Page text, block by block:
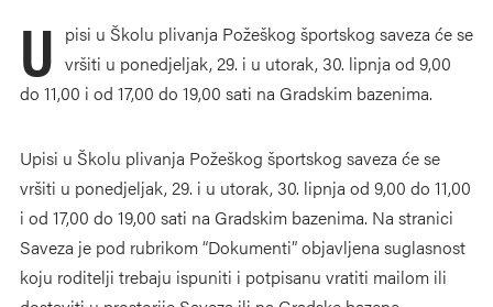
U pisi u Školu plivanja Požeškog športskog saveza će se
vršiti u ponedjeljak, 29. i u utorak, 30. lipnja od 9,00
do 11,00 i od 17,00 do 19,00 sati na Gradskim bazenima.
Upisi u Školu plivanja Požeškog športskog saveza će se
vršiti u ponedjeljak, 29. i u utorak, 30. lipnja od 9,00 do 11,00
i od 17,00 do 19,00 sati na Gradskim bazenima. Na stranici
Saveza je pod rubrikom “Dokumenti” objavljena suglasnost
koju roditelji trebaju ispuniti i potpisanu vratiti mailom ili